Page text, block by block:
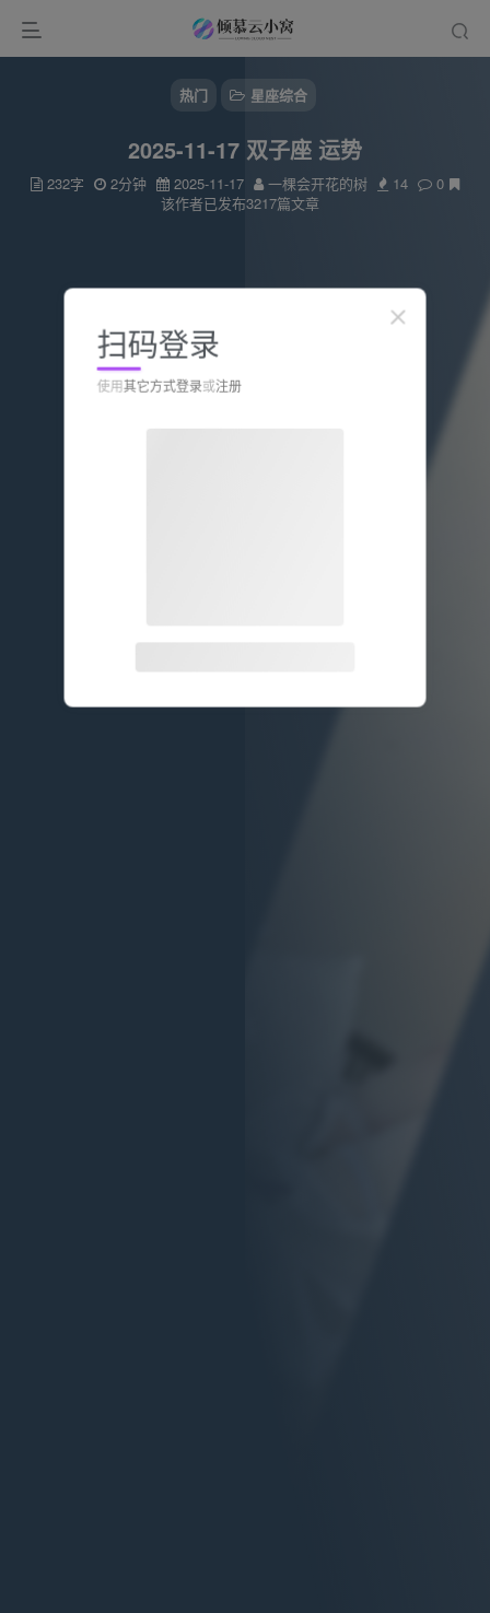
热门 星座综合
2025-11-17 双子座 运势
232字 2分钟 2025-11-17 一棵会开花的树 14
0
该作者已发布3217篇文章
扫码登录
使用其它方式登录或注册
请输入验证码